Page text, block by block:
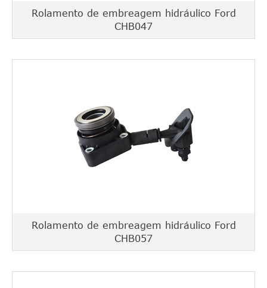
Rolamento de embreagem hidráulico Ford
CHB047
Rolamento de embreagem hidráulico Ford
CHB057